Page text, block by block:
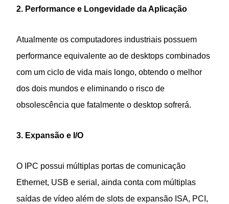
2. Performance e Longevidade da Aplicação
Atualmente os computadores industriais possuem
performance equivalente ao de desktops combinados
com um ciclo de vida mais longo, obtendo o melhor
dos dois mundos e eliminando o risco de
obsolescência que fatalmente o desktop sofrerá.
3. Expansão e I/O
O IPC possui múltiplas portas de comunicação
Ethernet, USB e serial, ainda conta com múltiplas
saídas de vídeo além de slots de expansão ISA, PCI,